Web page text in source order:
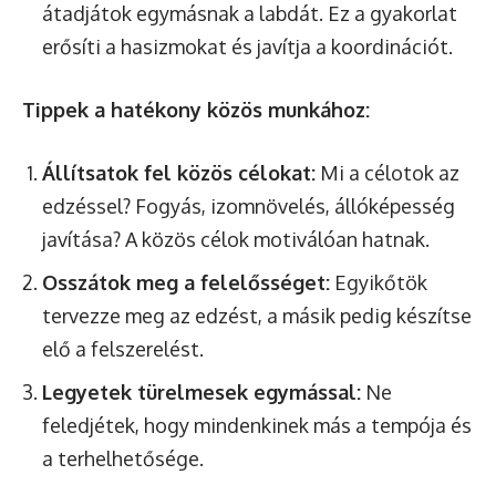
átadjátok egymásnak a labdát. Ez a gyakorlat
erősíti a hasizmokat és javítja a koordinációt.
Tippek a hatékony közös munkához:
Állítsatok fel közös célokat: Mi a célotok az
edzéssel? Fogyás, izomnövelés, állóképesség
javítása? A közös célok motiválóan hatnak.
Osszátok meg a felelősséget: Egyikőtök
tervezze meg az edzést, a másik pedig készítse
elő a felszerelést.
Legyetek türelmesek egymással: Ne
feledjétek, hogy mindenkinek más a tempója és
a terhelhetősége.